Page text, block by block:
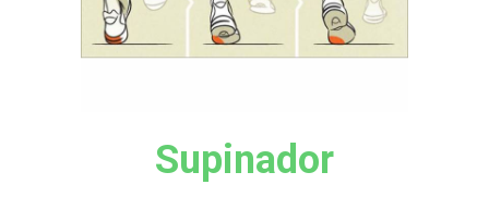
Supinador